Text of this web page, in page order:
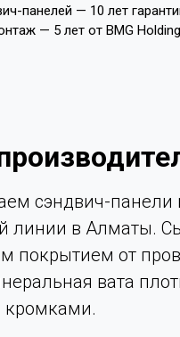
панелей — 10 лет
— 5 лет от BMG
сэндвич-панели
линии в Алматы.
покрытием от
вата